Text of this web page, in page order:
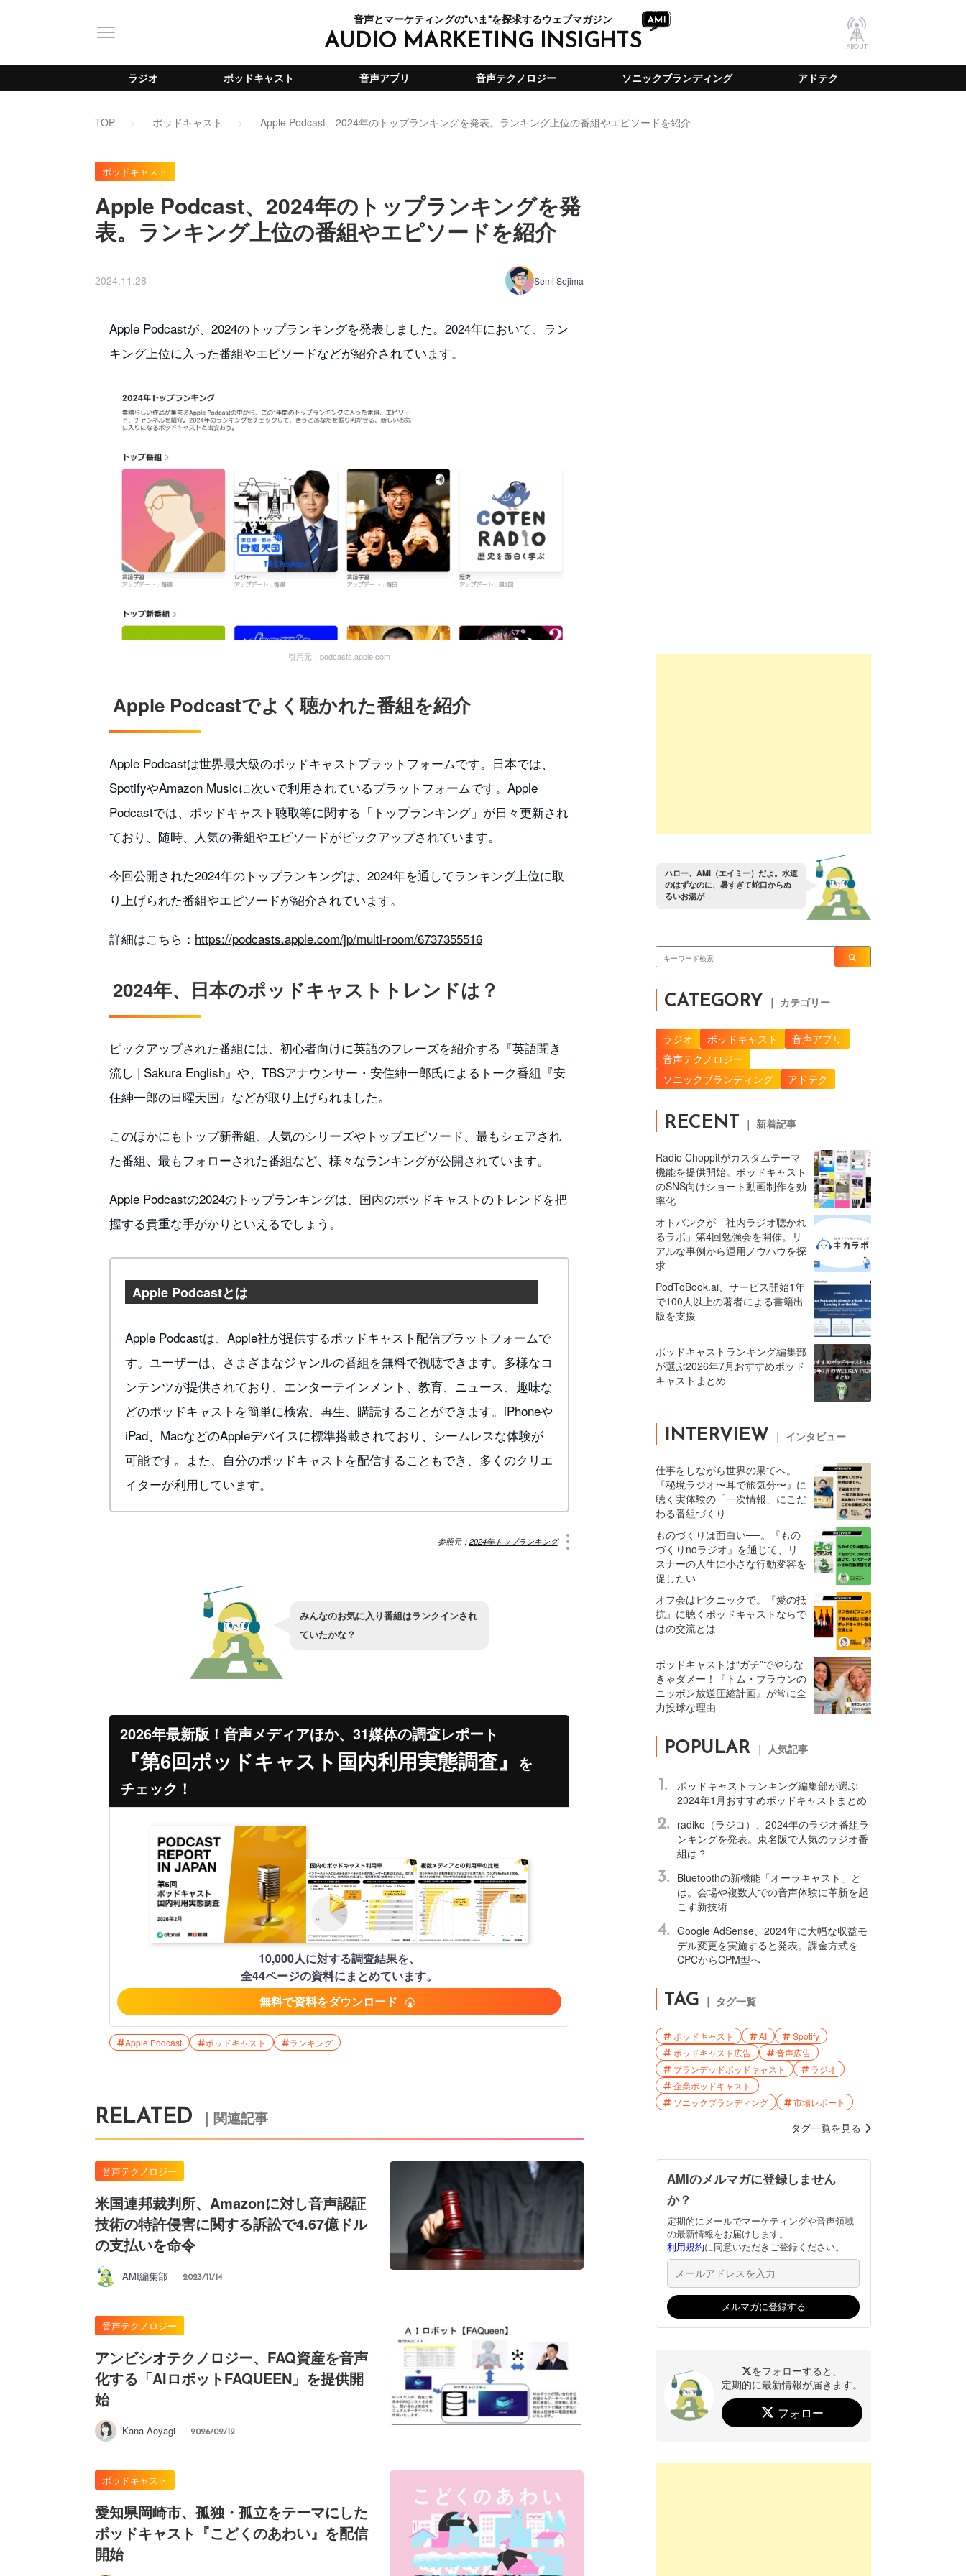
音声とマーケティングの"いま"を探求するウェブマガジン
AUDIO MARKETING INSIGHTS ABOUT
ラジオ ポッドキャスト 音声アプリ 音声テクノロジー ソニックブランディング アドテク
TOP ポッドキャスト Apple Podcast、2024年のトップランキングを発表。ランキング上位の番組やエピソードを紹介
ポッドキャスト
Apple Podcast、2024年のトップランキングを発
表。ランキング上位の番組やエピソードを紹介
2024.11.28 Semi Sejima
Apple Podcastが、2024のトップランキングを発表しました。2024年において、ラン
キング上位に入った番組やエピソードなどが紹介されています。
引用元：podcasts.apple.com
Apple Podcastでよく聴かれた番組を紹介
Apple Podcastは世界最大級のポッドキャストプラットフォームです。日本では、
SpotifyやAmazon Musicに次いで利用されているプラットフォームです。Apple
Podcastでは、ポッドキャスト聴取等に関する「トップランキング」が日々更新され
ており、随時、人気の番組やエピソードがピックアップされています。
今回公開された2024年のトップランキングは、2024年を通してランキング上位に取
り上げられた番組やエピソードが紹介されています。
詳細はこちら： https://podcasts.apple.com/jp/multi-room/6737355516
2024年、日本のポッドキャストトレンドは？
ピックアップされた番組には、初心者向けに英語のフレーズを紹介する『英語聞き
流し | Sakura English』や、TBSアナウンサー・安住紳一郎氏によるトーク番組『安
住紳一郎の日曜天国』などが取り上げられました。
このほかにもトップ新番組、人気のシリーズやトップエピソード、最もシェアされ
た番組、最もフォローされた番組など、様々なランキングが公開されています。
Apple Podcastの2024のトップランキングは、国内のポッドキャストのトレンドを把
握する貴重な手がかりといえるでしょう。
Apple Podcastとは
Apple Podcastは、Apple社が提供するポッドキャスト配信プラットフォームで
す。ユーザーは、さまざまなジャンルの番組を無料で視聴できます。多様なコ
ンテンツが提供されており、エンターテインメント、教育、ニュース、趣味な
どのポッドキャストを簡単に検索、再生、購読することができます。iPhoneや
iPad、MacなどのAppleデバイスに標準搭載されており、シームレスな体験が
可能です。また、自分のポッドキャストを配信することもでき、多くのクリエ
イターが利用しています。
参照元： 2024年トップランキング
みんなのお気に入り番組はランクインされ
ていたかな？
2026年最新版！音声メディアほか、31媒体の調査レポート
『第6回ポッドキャスト国内利用実態調査』
を
チェック！
10,000人に対する調査結果を、
全44ページの資料にまとめています。
無料で資料をダウンロード
Apple Podcast ポッドキャスト ランキング
RELATED ｜関連記事
音声テクノロジー
米国連邦裁判所、Amazonに対し音声認証
技術の特許侵害に関する訴訟で4.67億ドル
の支払いを命令
AMI編集部 2023/11/14
音声テクノロジー
アンビシオテクノロジー、FAQ資産を音声
化する「AIロボットFAQUEEN」を提供開
始
Kana Aoyagi 2026/02/12
ポッドキャスト
愛知県岡崎市、孤独・孤立をテーマにした
ポッドキャスト『こどくのあわい』を配信
開始
ハロー、 AMI（エイ ミ ー） だよ 。 水道
のはずなのに、 暑すぎて蛇口からぬ
るいお湯が出
CATEGORY ｜ カテゴリー
ラジオ ポッドキャスト
音声アプリ
音声テクノロジー
ソニックブランディング
アドテク
RECENT ｜ 新着記事
Radio Choppitがカスタムテーマ
機能を提供開始。ポッドキャスト
のSNS向けショート動画制作を効
率化
オトバンクが「社内ラジオ聴かれ
るラボ」第4回勉強会を開催。リ
アルな事例から運用ノウハウを探
求
PodToBook.ai、サービス開始1年
で100人以上の著者による書籍出
版を支援
ポッドキャストランキング編集部
が選ぶ2026年7月おすすめポッド
キャストまとめ
INTERVIEW ｜ インタビュー
仕事をしながら世界の果てへ。
『秘境ラジオ〜耳で旅気分〜』に
聴く実体験の「一次情報」にこだ
わる番組づくり
ものづくりは面白い──。『もの
づくりnoラジオ』を通じて、リ
スナーの人生に小さな行動変容を
促したい
オフ会はピクニックで。『愛の抵
抗』に聴くポッドキャストならで
はの交流とは
ポッドキャストは“ガチ”でやらな
きゃダメー！『トム・ブラウンの
ニッポン放送圧縮計画』が常に全
力投球な理由
POPULAR ｜ 人気記事
1.
ポッドキャストランキング編集部が選ぶ
2024年1月おすすめポッドキャストまとめ
2.
radiko（ラジコ）、2024年のラジオ番組ラ
ンキングを発表。東名阪で人気のラジオ番
組は？
3.
Bluetoothの新機能「オーラキャスト」と
は。会場や複数人での音声体験に革新を起
こす新技術
4. Google AdSense、2024年に大幅な収益モ
デル変更を実施すると発表。課金方式を
CPCからCPM型へ
TAG ｜ タグ一覧
ポッドキャスト AI
Spotify
ポッドキャスト広告
音声広告
ブランデッドポッドキャスト
ラジオ
企業ポッドキャスト
ソニックブランディング
市場レポート
タグ一覧を見る
AMIのメルマガに登録しません
か？
定期的にメールでマーケティングや音声領域
の最新情報をお届けします。
利用規約に同意いただきご登録ください。
をフォローすると、
定期的に最新情報が届きます。
フォロー